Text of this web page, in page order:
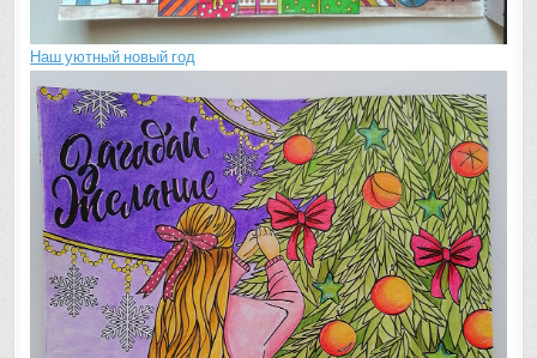
Наш уютный новый год